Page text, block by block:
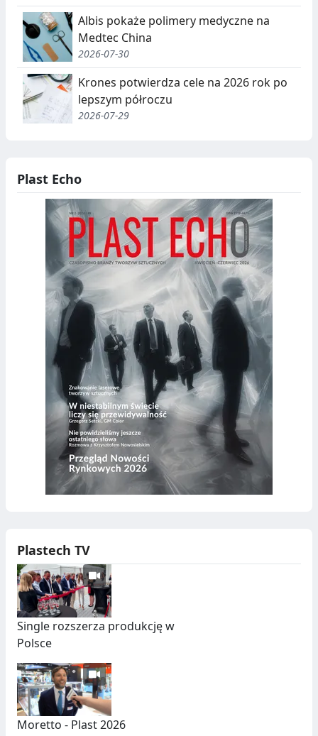
Albis pokaże polimery medyczne na
Medtec China
2026-07-30
Krones potwierdza cele na 2026 rok po
lepszym półroczu
2026-07-29
Plast Echo
Plastech TV
Single rozszerza produkcję w
Polsce
Moretto - Plast 2026